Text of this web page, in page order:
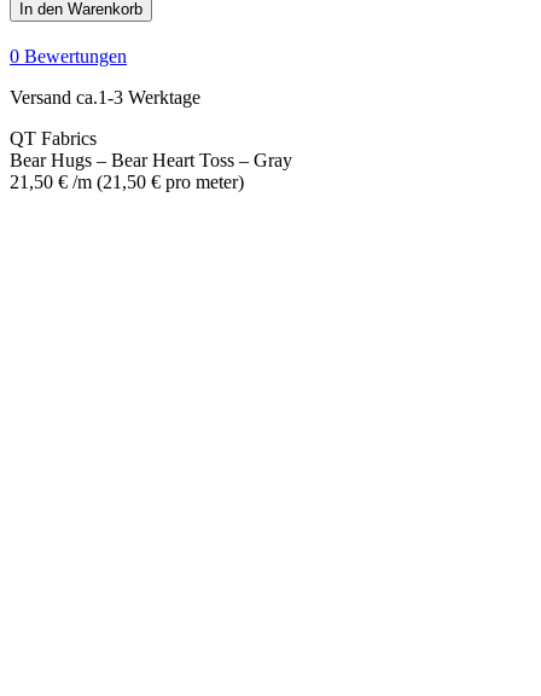
-
Bear
Heart
Toss
Gray
Menge
In den Warenkorb
0 Bewertungen
Versand ca.1-3 Werktage
QT Fabrics
Bear Hugs – Bear Heart Toss – Gray
21,50 € /m (21,50 € pro meter)